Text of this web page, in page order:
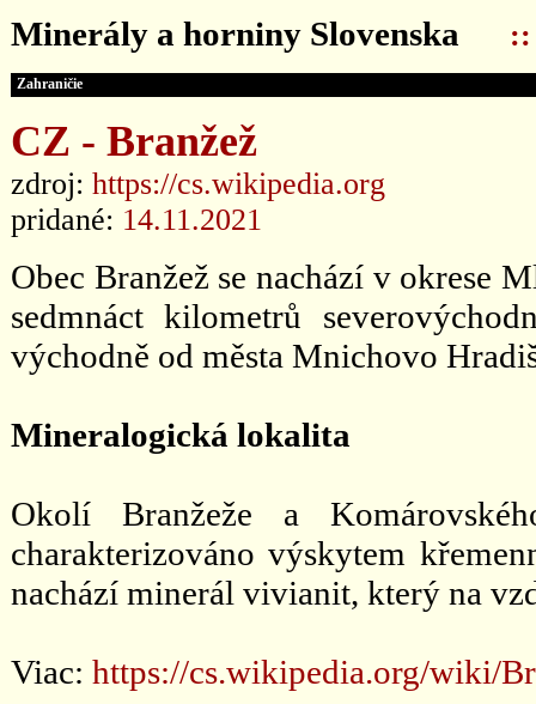
Minerály a horniny Slovenska ::
Zahraničie
CZ - Branžež
zdroj: https://cs.wikipedia.org
pridané: 14.11.2021
Obec Branžež se nachází v okrese
sedmnáct kilometrů
východně od města Mnichovo
Mineralogická lokalita
Okolí Branžeže a
charakterizováno výskytem
nachází minerál vivianit, který na
Viac: https://cs.wikipedia.org/wiki/